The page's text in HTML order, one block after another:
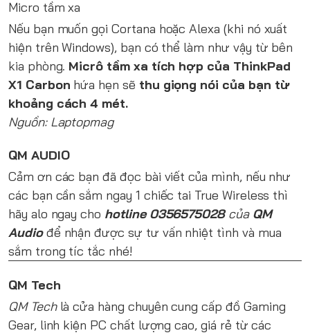
Micro tầm xa
Nếu bạn muốn gọi Cortana hoặc Alexa (khi nó xuất
hiện trên Windows), bạn có thể làm như vậy từ bên
kia phòng. Micrô tầm xa tích hợp của ThinkPad
X1 Carbon hứa hẹn sẽ thu giọng nói của bạn từ
khoảng cách 4 mét.
Nguồn: Laptopmag
QM AUDIO
Cảm ơn các bạn đã đọc bài viết của mình, nếu như
các bạn cần sắm ngay 1 chiếc tai True Wireless thì
hãy alo ngay cho hotline 0356575028của QM
Audio để nhận được sự tư vấn nhiệt tình và mua
sắm trong tíc tắc nhé!
QM Tech
QM Techlà cửa hàng chuyên cung cấp đồ Gaming
Gear, linh kiện PC chất lượng cao, giá rẻ từ các